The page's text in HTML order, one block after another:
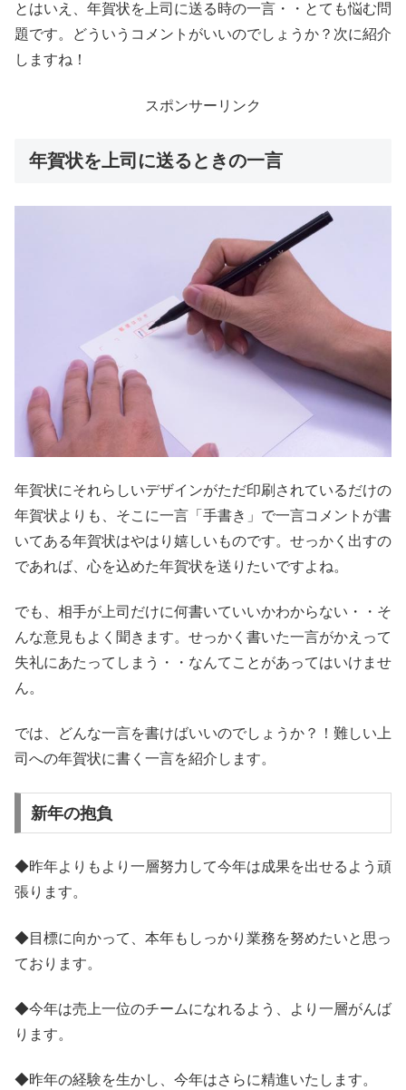
とはいえ、年賀状を上司に送る時の一言・・とても悩む問
題です。どういうコメントがいいのでしょうか？次に紹介
しますね！
スポンサーリンク
年賀状を上司に送るときの一言
年賀状にそれらしいデザインがただ印刷されているだけの
年賀状よりも、そこに一言「手書き」で一言コメントが書
いてある年賀状はやはり嬉しいものです。せっかく出すの
であれば、心を込めた年賀状を送りたいですよね。
でも、相手が上司だけに何書いていいかわからない・・そ
んな意見もよく聞きます。せっかく書いた一言がかえって
失礼にあたってしまう・・なんてことがあってはいけませ
ん。
では、どんな一言を書けばいいのでしょうか？！難しい上
司への年賀状に書く一言を紹介します。
新年の抱負
◆昨年よりもより一層努力して今年は成果を出せるよう頑
張ります。
◆目標に向かって、本年もしっかり業務を努めたいと思っ
ております。
◆今年は売上一位のチームになれるよう、より一層がんば
ります。
◆昨年の経験を生かし、今年はさらに精進いたします。